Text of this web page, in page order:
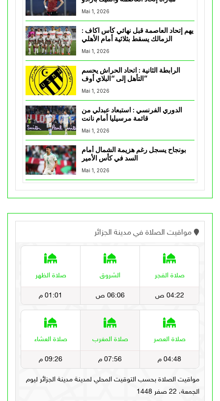
Mai 1, 2026
يهم إتحاد العاصمة قبل نهائي كأس اكاف :
Mai 1, 2026
الرابطة الثانية : اتحاد الحراش يحسم
التأهل إلى “البلاي أوف”
Mai 1, 2026
الدوري الفرنسي : استبعاد عبدلي من
قائمة مرسيليا أمام نانت
Mai 1, 2026
بونجاح يسجل رغم هزيمة الشمال أمام
السد في كأس الأمير
Mai 1, 2026